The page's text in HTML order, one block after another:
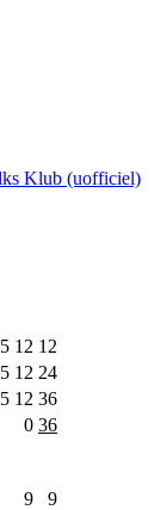
Klub (uofficiel)
12 12
12 24
12 36
0 36
9
9